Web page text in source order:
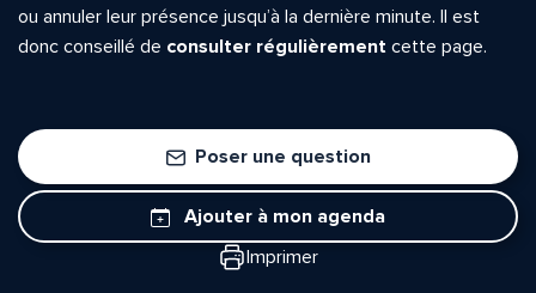
ou annuler leur présence jusqu’à la dernière minute. Il est
donc conseillé de consulter régulièrement cette page.
Poser une question
Ajouter à mon agenda
Imprimer